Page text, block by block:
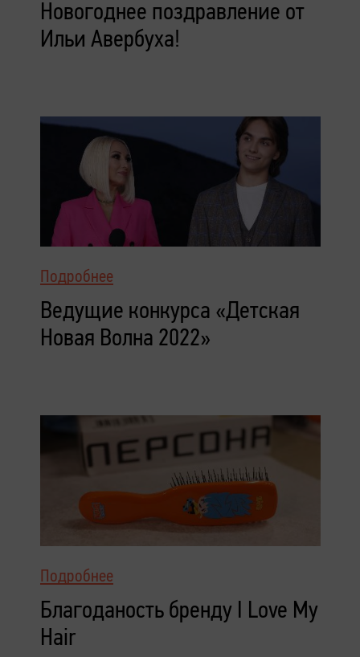
Новогоднее поздравление от
Ильи Авербуха!
Подробнее
Ведущие конкурса «Детская
Новая Волна 2022»
Подробнее
Благоданость бренду I Love My
Hair